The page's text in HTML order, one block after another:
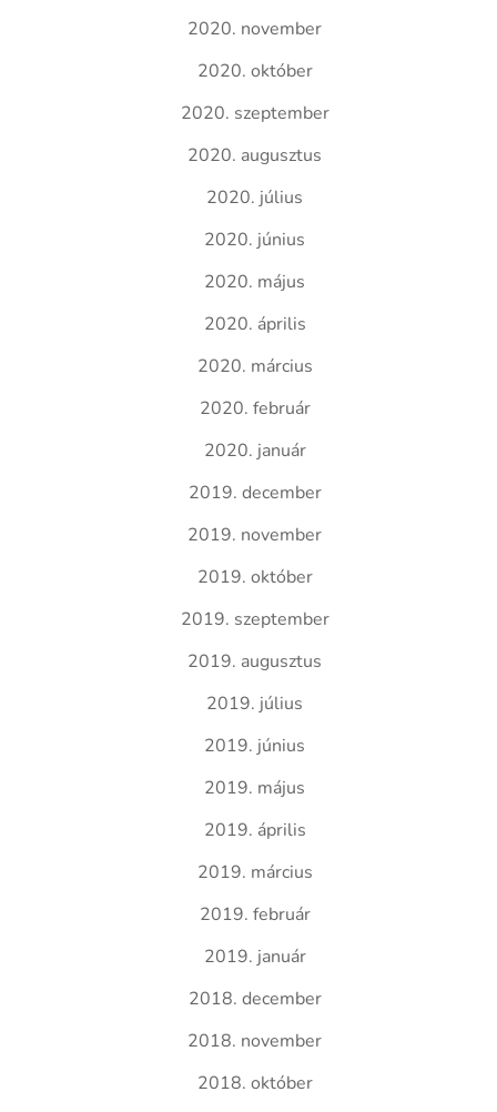
2020. november
2020. október
2020. szeptember
2020. augusztus
2020. július
2020. június
2020. május
2020. április
2020. március
2020. február
2020. január
2019. december
2019. november
2019. október
2019. szeptember
2019. augusztus
2019. július
2019. június
2019. május
2019. április
2019. március
2019. február
2019. január
2018. december
2018. november
2018. október